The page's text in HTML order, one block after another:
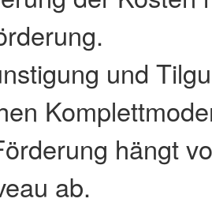
und
hängt
ab.